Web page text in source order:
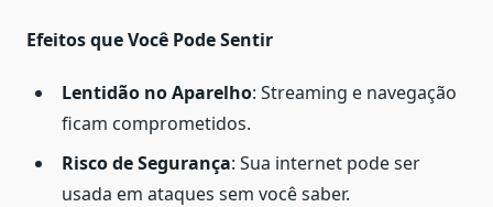
Efeitos que Você Pode Sentir
Lentidão no Aparelho: Streaming e navegação
ficam comprometidos.
Risco de Segurança: Sua internet pode ser
usada em ataques sem você saber.